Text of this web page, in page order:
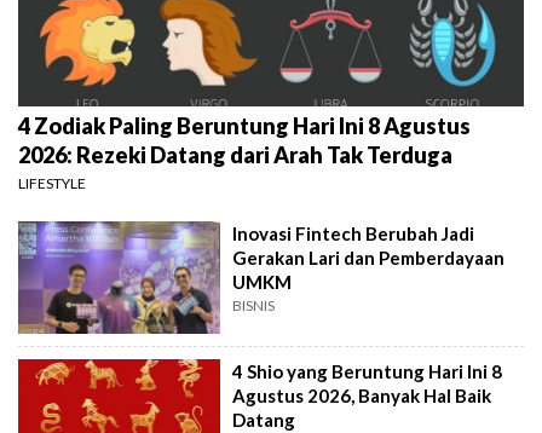
4 Zodiak Paling Beruntung Hari Ini 8 Agustus
2026: Rezeki Datang dari Arah Tak Terduga
LIFESTYLE
Inovasi Fintech Berubah Jadi
Gerakan Lari dan Pemberdayaan
UMKM
BISNIS
4 Shio yang Beruntung Hari Ini 8
Agustus 2026, Banyak Hal Baik
Datang